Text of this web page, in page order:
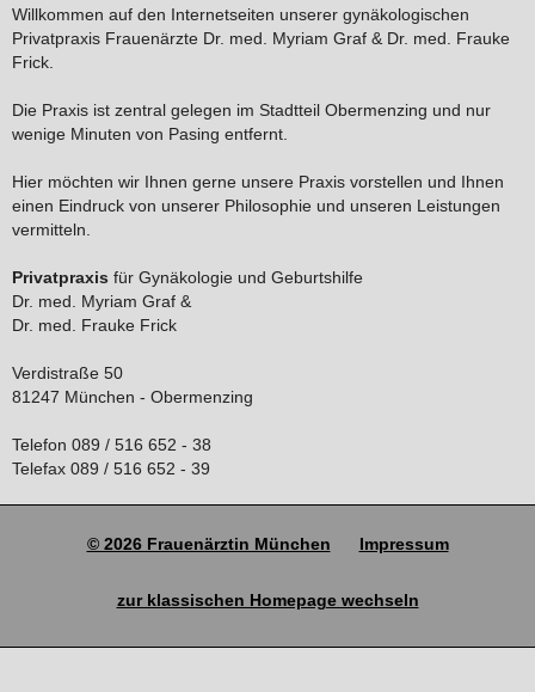
Willkommen auf den Internetseiten unserer gynäkologischen
Privatpraxis Frauenärzte Dr. med. Myriam Graf & Dr. med. Frauke
Frick.
Die Praxis ist zentral gelegen im Stadtteil Obermenzing und nur
wenige Minuten von Pasing entfernt.
Hier möchten wir Ihnen gerne unsere Praxis vorstellen und Ihnen
einen Eindruck von unserer Philosophie und unseren Leistungen
vermitteln.
Privatpraxis für Gynäkologie und Geburtshilfe
Dr. med. Myriam Graf &
Dr. med. Frauke Frick
Verdistraße 50
81247 München - Obermenzing
Telefon 089 / 516 652 - 38
Telefax 089 / 516 652 - 39
© 2026 Frauenärztin München Impressum
zur klassischen Homepage wechseln